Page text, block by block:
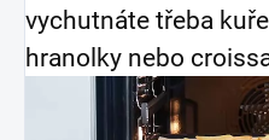
vychutnáte třeba
hranolky nebo